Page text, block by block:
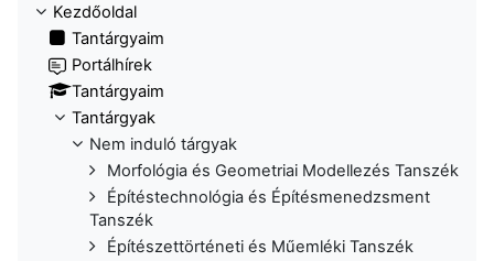
Kezdőoldal
Tantárgyaim
Portálhírek
Tantárgyaim
Tantárgyak
Nem induló tárgyak
Morfológia és Geometriai Modellezés Tanszék
Építéstechnológia és Építésmenedzsment
Tanszék
Építészettörténeti és Műemléki Tanszék